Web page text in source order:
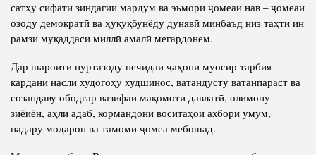
сатҳу сифати зиндагии мардум ва эъмори ҷомеаи нав – ҷомеаи
озоду демократӣ ва ҳуқуқбунёду дунявӣ минбаъд низ таҳти ин
рамзи муқаддаси миллӣ амалӣ мегардонем.
Дар шароити пуртазоду печидаи ҷаҳони муосир тарбия
кардани насли худогоҳу худшинос, ватандӯсту ватанпараст ва
созандаву ободгар вазифаи мақомоти давлатӣ, олимону
зиёиён, аҳли адаб, кормандони воситаҳои ахбори умум,
падару модарон ва тамоми ҷомеа мебошад.